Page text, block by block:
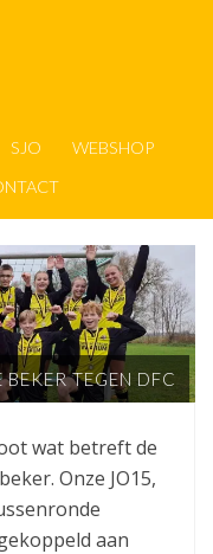
SJO
WEBSHOP
TEGEN DFC
wat betreft de
Onze JO15,
aan